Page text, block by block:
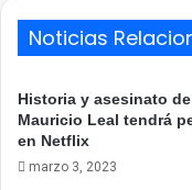
Noticias
Historia y asesinato de
Mauricio Leal tendrá
en Netflix
marzo 3, 2023